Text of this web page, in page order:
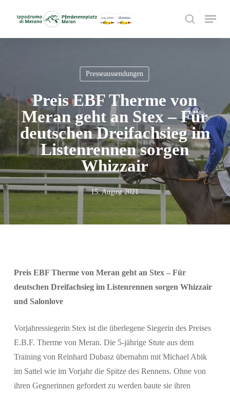
search
Menu
Suchen
Presseaussendungen
Preis EBF Therme von
Meran geht an Stex – Für
deutschen Dreifachsieg im
Listenrennen sorgen
Whizzair
15. August 2021
Preis EBF Therme von Meran geht an Stex – Für
deutschen Dreifachsieg im Listenrennen sorgen Whizzair
und Salonlove
Vorjahressiegerin Stex ist die überlegene Siegerin des Preises
E.B.F. Therme von Meran. Die 5-jährige Stute aus dem
Training von Reinhard Dubasz übernahm mit Michael Abik
im Sattel wie im Vorjahr die Spitze des Rennens. Ohne von
ihren Gegnerinnen gefordert zu werden baute sie ihren